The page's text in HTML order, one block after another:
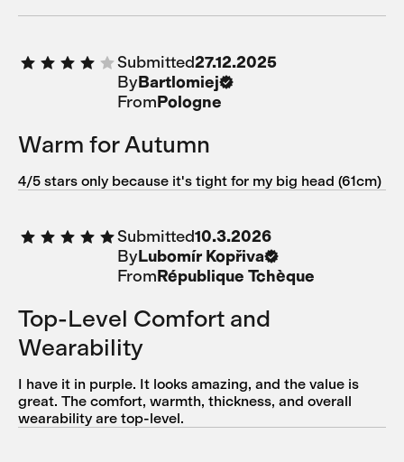
Submitted27.12.2025
ByBartlomiej
FromPologne
Warm for Autumn
4/5 stars only because it's tight for my big head (61cm)
Submitted10.3.2026
ByLubomír Kopřiva
FromRépublique Tchèque
Top-Level Comfort and
Wearability
I have it in purple. It looks amazing, and the value is
great. The comfort, warmth, thickness, and overall
wearability are top-level.